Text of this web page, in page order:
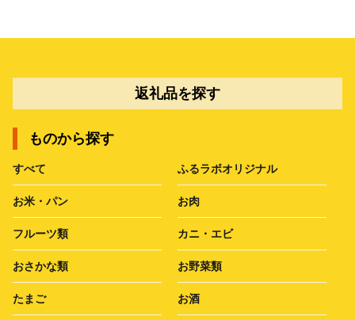
返礼品を探す
ものから探す
すべて ふるラボオリジナル
お米・パン お肉
フルーツ類 カニ・エビ
おさかな類 お野菜類
たまご お酒